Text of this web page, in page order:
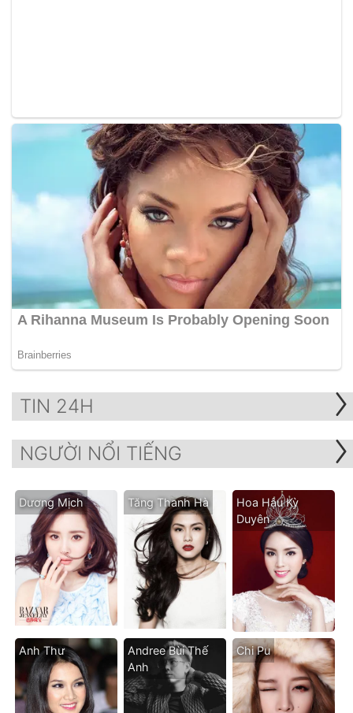
TIN 24H
NGƯỜI NỔI TIẾNG
Dương Mịch Tăng Thanh Hà
Hoa Hậu Kỳ
Duyên
Anh Thư
Andree Bùi Thế
Anh
Chi Pu